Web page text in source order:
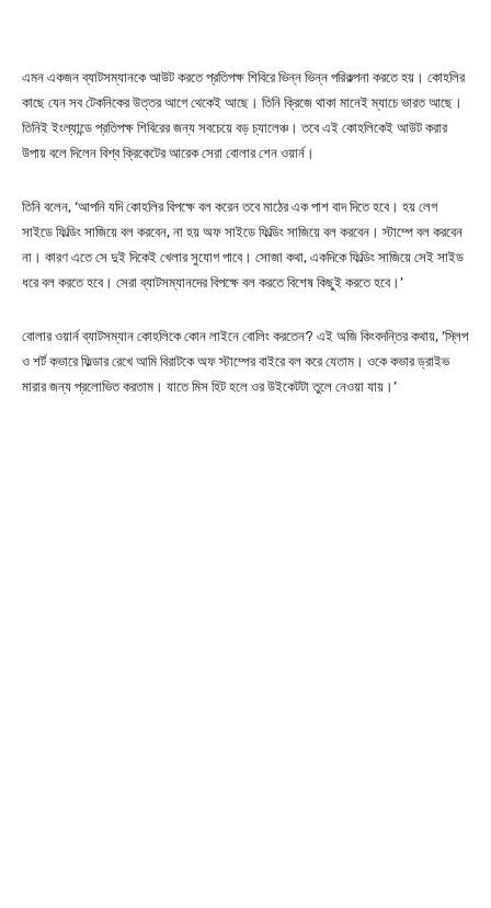
এমন একজন ব্যাটসম্যানকে আউট করতে প্রতিপক্ষ শিবিরে ভিন্ন ভিন্ন পরিকল্পনা করতে হয়। কোহলির
কাছে যেন সব টেকনিকের উত্তর আগে থেকেই আছে। তিনি ক্রিজে থাকা মানেই ম্যাচে ভারত আছে।
তিনিই ইংল্যান্ডে প্রতিপক্ষ শিবিরের জন্য সবচেয়ে বড় চ্যালেঞ্চ। তবে এই কোহলিকেই আউট করার
উপায় বলে দিলেন বিশ্ব ক্রিকেটের আরেক সেরা বোলার শেন ওয়ার্ন।
তিনি বলেন, ‘আপনি যদি কোহলির বিপক্ষে বল করেন তবে মাঠের এক পাশ বাদ দিতে হবে। হয় লেগ
সাইডে ফিল্ডিং সাজিয়ে বল করবেন, না হয় অফ সাইডে ফিল্ডিং সাজিয়ে বল করবেন। স্টাম্পে বল করবেন
না। কারণ এতে সে দুই দিকেই খেলার সুযোগ পাবে। সোজা কথা, একদিকে ফিল্ডিং সাজিয়ে সেই সাইড
ধরে বল করতে হবে। সেরা ব্যাটসম্যানদের বিপক্ষে বল করতে বিশেষ কিছুই করতে হবে।’
বোলার ওয়ার্ন ব্যাটসম্যান কোহলিকে কোন লাইনে বোলিং করতেন?‌ এই অজি কিংবদন্তির কথায়, ‘‌স্লিপ
ও শর্ট কভারে ফিল্ডার রেখে আমি বিরাটকে অফ স্টাম্পের বাইরে বল করে যেতাম। ওকে কভার ড্রাইভ
মারার জন্য প্রলোভিত করতাম। যাতে মিস হিট হলে ওর উইকেটটা তুলে নেওয়া যায়।’‌